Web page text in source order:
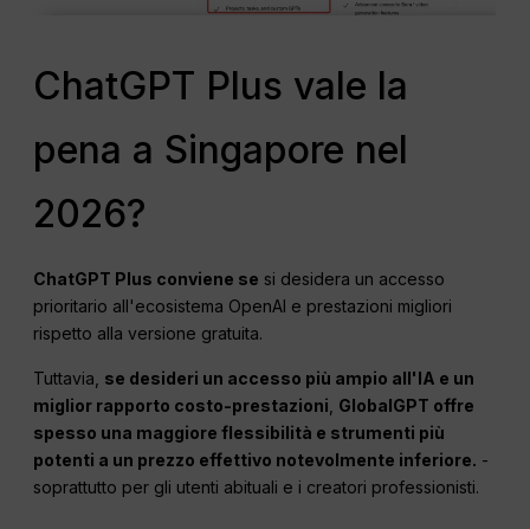
ChatGPT Plus vale la
pena a Singapore nel
2026?
ChatGPT Plus conviene se si desidera un accesso
prioritario all'ecosistema OpenAI e prestazioni migliori
rispetto alla versione gratuita.
Tuttavia, se desideri un accesso più ampio all'IA e un
miglior rapporto costo-prestazioni GlobalGPT offre
spesso una maggiore flessibilità e strumenti più
potenti a un prezzo effettivo notevolmente inferiore. -
soprattutto per gli utenti abituali e i creatori professionisti.